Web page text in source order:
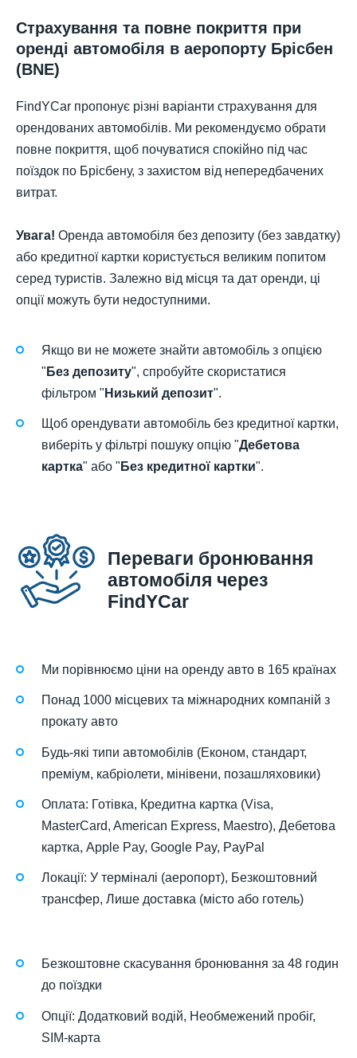
Страхування та повне покриття при
оренді автомобіля в аеропорту Брісбен
(BNE)
FindYCar пропонує різні варіанти страхування для
орендованих автомобілів. Ми рекомендуємо обрати
повне покриття, щоб почуватися спокійно під час
поїздок по Брісбену, з захистом від непередбачених
витрат.
Увага! Оренда автомобіля без депозиту (без завдатку)
або кредитної картки користується великим попитом
серед туристів. Залежно від місця та дат оренди, ці
опції можуть бути недоступними.
Якщо ви не можете знайти автомобіль з опцією
" Без депозиту", спробуйте скористатися
фільтром " Низький депозит".
Щоб орендувати автомобіль без кредитної картки,
виберіть у фільтрі пошуку опцію "Дебетова
картка" або " Без кредитної картки".
Переваги бронювання
автомобіля через
FindYCar
Ми порівнюємо ціни на оренду авто в 165 країнах
Понад 1000 місцевих та міжнародних компаній з
прокату авто
Будь-які типи автомобілів (Економ, стандарт,
преміум, кабріолети, мінівени, позашляховики)
Оплата: Готівка, Кредитна картка (Visa,
MasterCard, American Express, Maestro), Дебетова
картка, Apple Pay, Google Pay, PayPal
Локації: У терміналі (аеропорт), Безкоштовний
трансфер, Лише доставка (місто або готель)
Безкоштовне скасування бронювання за 48 годин
до поїздки
Опції: Додатковий водій, Необмежений пробіг,
SIM-карта